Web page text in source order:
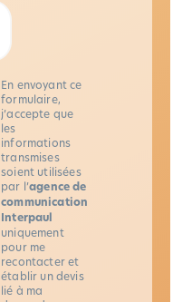
En envoyant ce
formulaire,
j’accepte que
les
informations
transmises
soient utilisées
par l’agence de
communication
Interpaul
uniquement
pour me
recontacter et
établir un devis
lié à ma